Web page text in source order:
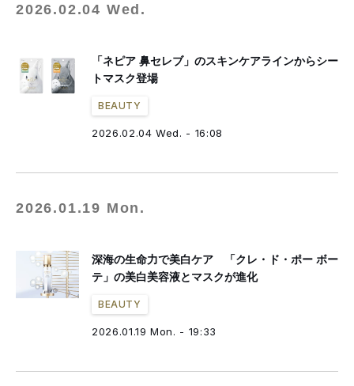
2026.02.04 Wed.
「ネピア 鼻セレブ」のスキンケアラインからシー
トマスク登場
BEAUTY
2026.02.04 Wed. - 16:08
2026.01.19 Mon.
深海の生命力で美白ケア 「クレ・ド・ポー ボー
テ」の美白美容液とマスクが進化
BEAUTY
2026.01.19 Mon. - 19:33